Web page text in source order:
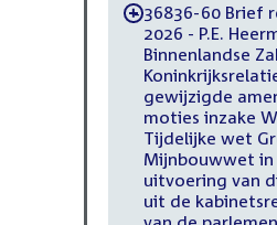
-36836-60 Brief
2026 - P.E.
Binnenlandse
gewijzigde
moties inzake
Tijdelijke wet
Mijnbouwwet
uitvoering van
uit de